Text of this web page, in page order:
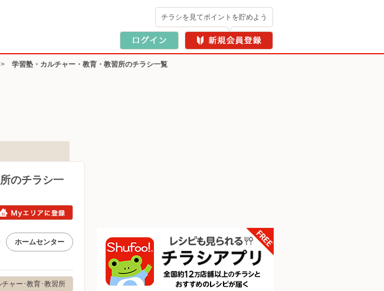
チラシを見てポイントを貯めよう
学習塾・カルチャー・教育・教習所のチラシ一覧
のチラシ一
ホームセンター
ャー･教育･教習所